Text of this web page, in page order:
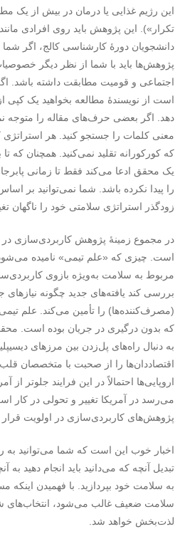
این رژیم غذایی یا درمان در بیش از یک
تکرار»). این پژوهش باید روی افرادی
دانشجویان دورۀ کارشناسی کالج، اگر شما
پژوهش‌ها باید با شما از نظر دیگر
اجتماعی و قومیت مطابقت داشته باشد.
است از نویسندۀ مطالعه بخواهید یک کپی
دهد. اگر بعضی حرف‌های مقاله را متوجه
معنی کلمات را جستجو کنید. هر
که کورکورانه تقلید نمی‌کنید. همچنان که
یک محقق ادعا می‌کند فقط تا زمانی
را پیدا نکرده باشد. شما نمی‌توانید بر
زودگذر استراتژی سلامتی خود را ناگهان
در مجموع زمینۀ پژوهش کاربردی‌‌سازی
است. چیزی که «علم تیمی» نامیده
مربوط به سلامت به‌ویژه بازوی
بررسی کند یافته‌های جدید چگونه
(مصرف‌کننده‌ها) را تأمین می‌کند. علم
که بدون درگیری در جریان بوده است.
به دنبال راه‌های پل‌زدن بین مرزهای
اقتصاددان‌ها را از صحبت با متخصصان قلب
اروپایی‌ها احتمالاً در این فرایند جلوتر از
می‌رسد در آمریکا تغییر و تحولی در کار
پژوهش‌های کاربردی‌سازی در اولویت
اخبار خوب این است که شما می‌توانید به
تبدیل آنچه که می‌دانید باید انجام دهید به
به سلامت خود بپردازید. با فهمیدن اینکه
سلامت ضعیف غالب می‌شود، انتخاب‌های
لذت‌بخش خواهد شد.